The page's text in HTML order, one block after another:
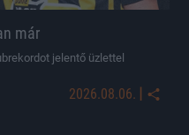
már
jelentő üzlettel
2026.08.06. |